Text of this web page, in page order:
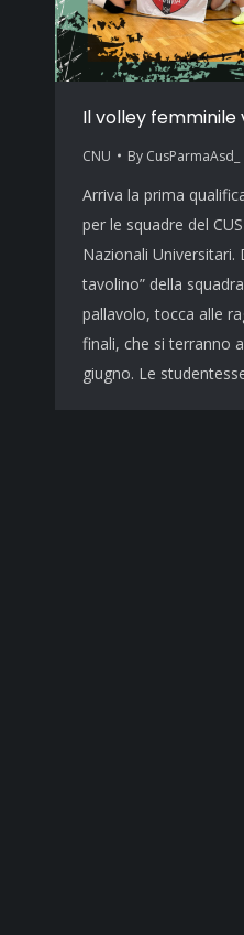
Il volley femminile
CNU By CusParmaAsd_
Arriva la prima
per le squadre del
Nazionali Universitari.
tavolino” della
pallavolo, tocca alle
finali, che si terranno
giugno. Le